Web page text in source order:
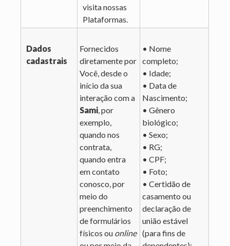
visita nossas
Plataformas.
Dados
cadastrais
Fornecidos
diretamente por
Você, desde o
início da sua
interação com a
Sami , por
exemplo,
quando nos
contrata,
quando entra
em contato
conosco, por
meio do
preenchimento
de formulários
físicos ou online
• Nome
completo;
• Idade;
• Data de
Nascimento;
• Gênero
biológico;
• Sexo;
• RG;
• CPF;
• Foto;
• Certidão de
casamento ou
declaração de
união estável
(para fins de